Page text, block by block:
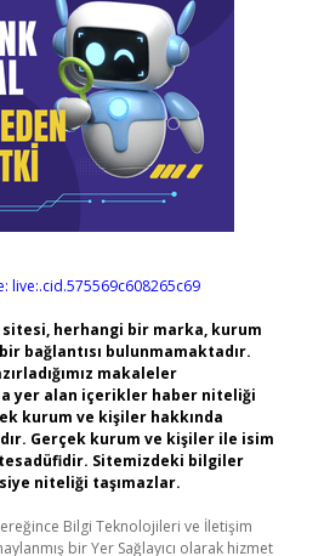
live:.cid.575569c608265c69
herhangi bir marka, kurum
bağlantısı bulunmamaktadır.
makaleler
yer alan içerikler haber niteliği
kurum ve kişiler hakkında
Gerçek kurum ve kişiler ile isim
Sitemizdeki bilgiler
niteliği taşımazlar.
Bilgi Teknolojileri ve İletişim
bir Yer Sağlayıcı olarak hizmet